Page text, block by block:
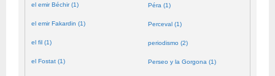
el emir Béchir (1)
el emir Fakardin (1)
el fil (1)
el Fostat (1)
Péra (1)
Perceval (1)
periodismo (2)
Perseo y la Gorgona (1)